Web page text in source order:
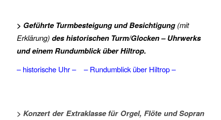
> Geführte Turmbesteigung und Besichtigung (mit
Erklärung) des historischen Turm/Glocken – Uhrwerks
und einem Rundumblick über Hiltrop.
– historische Uhr – – Rundumblick über Hiltrop –
> Konzert der Extraklasse für Orgel, Flöte und Sopran